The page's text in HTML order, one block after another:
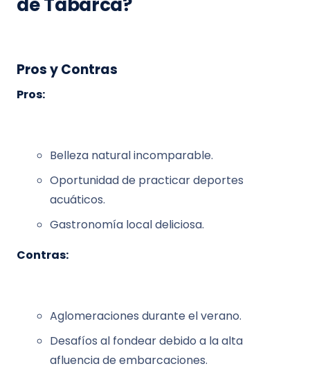
Pros y Contras
Pros:
Belleza natural incomparable.
Oportunidad de practicar deportes
acuáticos.
Gastronomía local deliciosa.
Contras:
Aglomeraciones durante el verano.
Desafíos al fondear debido a la alta
afluencia de embarcaciones.